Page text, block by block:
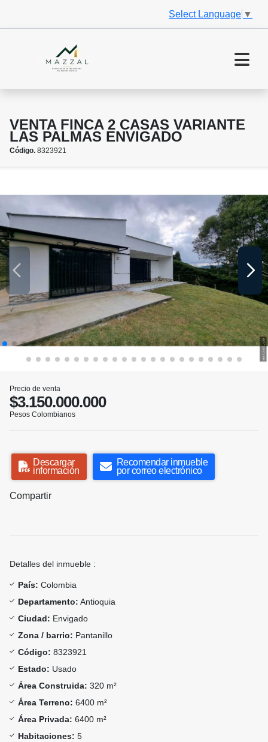
Select Language ▼
VENTA FINCA 2 CASAS VARIANTE
LAS PALMAS ENVIGADO
Código. 8323921
Precio de venta
$3.150.000.000
Pesos Colombianos
Descargar
información
Recomendar inmueble
por correo electrónico
Compartir
Detalles del inmueble :
País: Colombia
Departamento: Antioquia
Ciudad: Envigado
Zona / barrio: Pantanillo
Código: 8323921
Estado: Usado
Área Construida: 320 m²
Área Terreno: 6400 m²
Área Privada: 6400 m²
Habitaciones: 5